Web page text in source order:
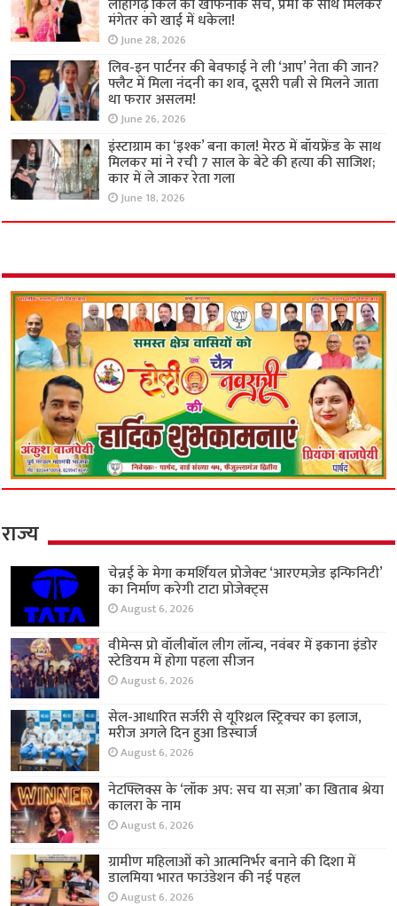
लोहागढ़ किले का खौफनाक सच, प्रेमी के साथ मिलकर
मंगेतर को खाई में धकेला!
June 28, 2026
लिव-इन पार्टनर की बेवफाई ने ली ‘आप’ नेता की जान?
फ्लैट में मिला नंदनी का शव, दूसरी पत्नी से मिलने जाता
था फरार असलम!
June 26, 2026
इंस्टाग्राम का ‘इश्क’ बना काल! मेरठ में बॉयफ्रेंड के साथ
मिलकर मां ने रची 7 साल के बेटे की हत्या की साजिश;
कार में ले जाकर रेता गला
June 18, 2026
राज्य
चेन्नई के मेगा कमर्शियल प्रोजेक्ट ‘आरएमज़ेड इन्फिनिटी’
का निर्माण करेगी टाटा प्रोजेक्ट्स
August 6, 2026
वीमेन्स प्रो वॉलीबॉल लीग लॉन्च, नवंबर में इकाना इंडोर
स्टेडियम में होगा पहला सीजन
August 6, 2026
सेल-आधारित सर्जरी से यूरिथ्रल स्ट्रिक्चर का इलाज,
मरीज अगले दिन हुआ डिस्चार्ज
August 6, 2026
नेटफ्लिक्स के ‘लॉक अप: सच या सज़ा’ का खिताब श्रेया
कालरा के नाम
August 6, 2026
ग्रामीण महिलाओं को आत्मनिर्भर बनाने की दिशा में
डालमिया भारत फाउंडेशन की नई पहल
August 6, 2026